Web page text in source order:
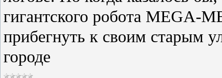
гигантского робота MEGA-
прибегнуть к своим старым
городе